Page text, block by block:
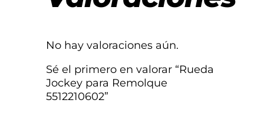
No hay valoraciones aún.
Sé el primero en valorar “Rueda
Jockey para Remolque
5512210602”